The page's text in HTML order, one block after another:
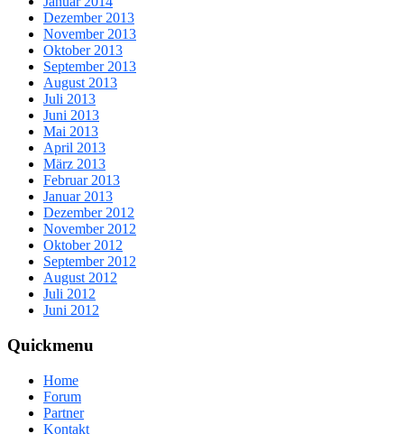
Dezember 2013
November 2013
Oktober 2013
September 2013
August 2013
Juli 2013
Juni 2013
Mai 2013
April 2013
März 2013
Februar 2013
Januar 2013
Dezember 2012
November 2012
Oktober 2012
September 2012
August 2012
Juli 2012
Juni 2012
Quickmenu
Home
Forum
Partner
Kontakt